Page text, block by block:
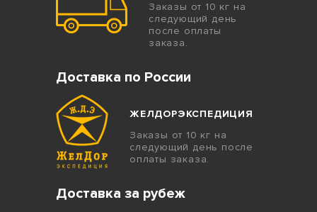
Заказы от 10 кг на
следующий день
после оплаты
заказа.
Доставка по России
ЖЕЛДОРЭКСПЕДИЦИЯ
Заказы от 10 кг на
следующий день после
оплаты заказа.
Доставка за рубеж